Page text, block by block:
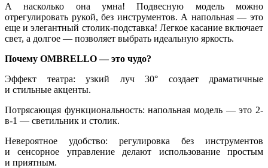
А насколько она умна! Подвесную модель можно
отрегулировать рукой, без инструментов. А напольная — это
еще и элегантный столик-подставка! Легкое касание включает
свет, а долгое — позволяет выбрать идеальную яркость.
Почему OMBRELLO — это чудо?
Эффект театра: узкий луч 30° создает драматичные
и стильные акценты.
Потрясающая функциональность: напольная модель — это 2-
в-1 — светильник и столик.
Невероятное удобство: регулировка без инструментов
и сенсорное управление делают использование простым
и приятным.